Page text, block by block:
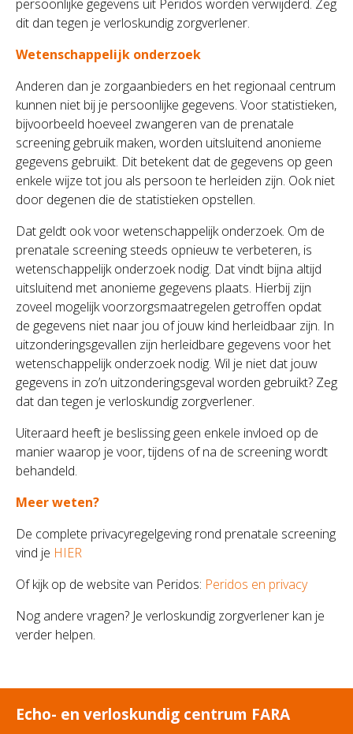
persoonlijke gegevens uit Peridos worden verwijderd. Zeg
dit dan tegen je verloskundig zorgverlener.
Wetenschappelijk onderzoek
Anderen dan je zorgaanbieders en het regionaal centrum
kunnen niet bij je persoonlijke gegevens. Voor statistieken,
bijvoorbeeld hoeveel zwangeren van de prenatale
screening gebruik maken, worden uitsluitend anonieme
gegevens gebruikt. Dit betekent dat de gegevens op geen
enkele wijze tot jou als persoon te herleiden zijn. Ook niet
door degenen die de statistieken opstellen.
Dat geldt ook voor wetenschappelijk onderzoek. Om de
prenatale screening steeds opnieuw te verbeteren, is
wetenschappelijk onderzoek nodig. Dat vindt bijna altijd
uitsluitend met anonieme gegevens plaats. Hierbij zijn
zoveel mogelijk voorzorgsmaatregelen getroffen opdat
de gegevens niet naar jou of jouw kind herleidbaar zijn. In
uitzonderingsgevallen zijn herleidbare gegevens voor het
wetenschappelijk onderzoek nodig. Wil je niet dat jouw
gegevens in zo’n uitzonderingsgeval worden gebruikt? Zeg
dat dan tegen je verloskundig zorgverlener.
Uiteraard heeft je beslissing geen enkele invloed op de
manier waarop je voor, tijdens of na de screening wordt
behandeld.
Meer weten?
De complete privacyregelgeving rond prenatale screening
vind je HIER
Of kijk op de website van Peridos: Peridos en privacy
Nog andere vragen? Je verloskundig zorgverlener kan je
verder helpen.
Echo- en verloskundig centrum FARA